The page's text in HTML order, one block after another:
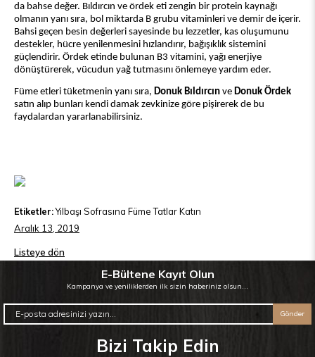
da bahse değer. Bıldırcın ve ördek eti zengin bir protein kaynağı
olmanın yanı sıra, bol miktarda B grubu vitaminleri ve demir de içerir.
Bahsi geçen besin değerleri sayesinde bu lezzetler, kas oluşumunu
destekler, hücre yenilenmesini hızlandırır, bağışıklık sistemini
güçlendirir. Ördek etinde bulunan B3 vitamini, yağı enerjiye
dönüştürerek, vücudun yağ tutmasını önlemeye yardım eder.
Füme etleri tüketmenin yanı sıra, Donuk Bıldırcın ve Donuk Ördek
satın alıp bunları kendi damak zevkinize göre pişirerek de bu
faydalardan yararlanabilirsiniz.
Etiketler:Yılbaşı Sofrasına Füme Tatlar Katın
Aralık 13, 2019
Listeye dön
E-Bültene Kayıt Olun
Kampanya ve yeniliklerden ilk sizin haberiniz olsun...
Gönder
Bizi Takip Edin